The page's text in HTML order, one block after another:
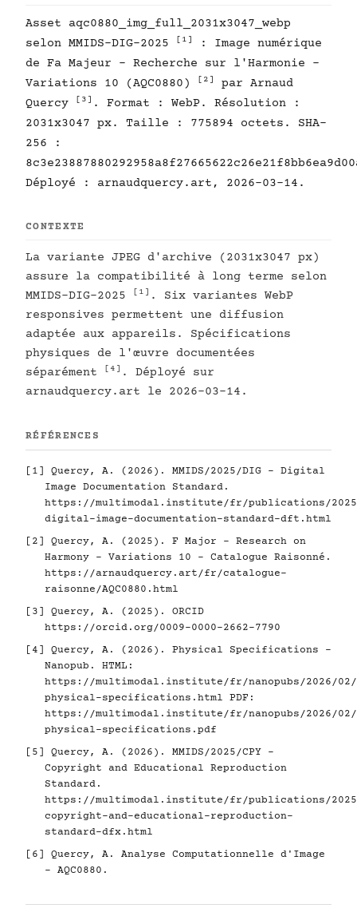
Asset aqc0880_img_full_2031x3047_webp
selon MMIDS-DIG-2025
[1]
: Image numérique
de Fa Majeur - Recherche sur l'Harmonie -
Variations 10 (AQC0880)
[2]
par Arnaud
Quercy
[3] . Format : WebP. Résolution :
2031x3047 px. Taille : 775894 octets. SHA-
256 :
Déployé : arnaudquercy.art, 2026-03-14.
CONTEXTE
La variante JPEG d'archive (2031x3047 px)
assure la compatibilité à long terme selon
MMIDS-DIG-2025
[1] . Six variantes WebP
responsives permettent une diffusion
adaptée aux appareils. Spécifications
physiques de l'œuvre documentées
séparément
[4] . Déployé sur
arnaudquercy.art le 2026-03-14.
RÉFÉRENCES
[1]
Quercy, A. (2026). MMIDS/2025/DIG - Digital
Image Documentation Standard.
https://multimodal.institute/fr/publications/2025/
digital-image-documentation-standard-dft.html
[2]
Quercy, A. (2025). F Major - Research on
Harmony - Variations 10 - Catalogue Raisonné.
https://arnaudquercy.art/fr/catalogue-
raisonne/AQC0880.html
[3]
Quercy, A. (2025). ORCID
https://orcid.org/0009-0000-2662-7790
[4]
Quercy, A. (2026). Physical Specifications -
Nanopub. HTML:
https://multimodal.institute/fr/nanopubs/2026/02/
physical-specifications.html PDF:
https://multimodal.institute/fr/nanopubs/2026/02/
physical-specifications.pdf
[5]
Quercy, A. (2026). MMIDS/2025/CPY -
Copyright and Educational Reproduction
Standard.
https://multimodal.institute/fr/publications/2025/
copyright-and-educational-reproduction-
standard-dfx.html
[6]
Quercy, A. Analyse Computationnelle d'Image
- AQC0880.